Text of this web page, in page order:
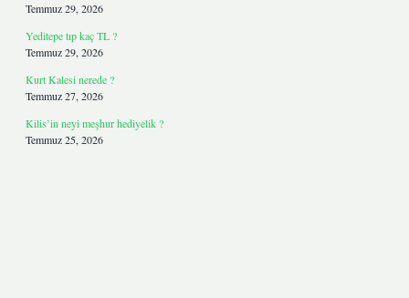
Temmuz 29, 2026
Yeditepe tıp kaç TL ?
Temmuz 29, 2026
Kurt Kalesi nerede ?
Temmuz 27, 2026
Kilis’in neyi meşhur hediyelik ?
Temmuz 25, 2026